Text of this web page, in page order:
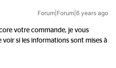
Forum|Forum|6 years ago
votre commande, je vous
si les informations sont mises à